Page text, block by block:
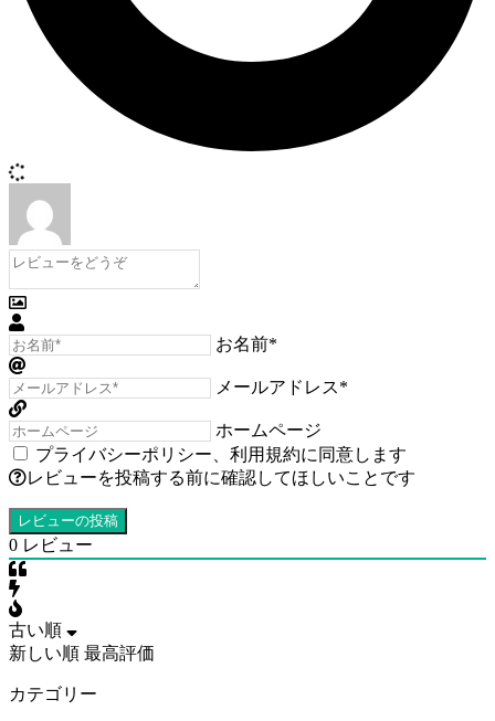
お名前*
メールアドレス*
ホームページ
プライバシーポリシー
利用規約に同意します
レビューを投稿する前に確認してほしいことです
0 レビュー
古い順
新しい順 最高評価
カテゴリー